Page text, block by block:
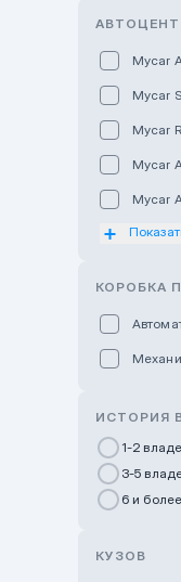
Mycar
Mycar
Mycar
Mycar
Mycar
Mycar
GWM
Chery
КОРОБКА
ИСТОРИЯ
1-2
3-5
6 и более
КУЗОВ